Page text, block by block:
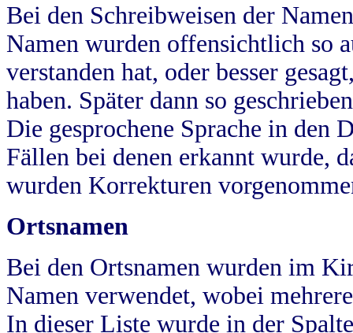
Bei den Schreibweisen der
Namen wurden offensichtlich so
verstanden hat, oder besser
haben. Später dann so
Die gesprochene Sprache in
Fällen bei denen erkannt wurde,
wurden Korrekturen
Ortsnamen
Bei den Ortsnamen wurden im
Namen verwendet, wobei
In dieser Liste wurde in der